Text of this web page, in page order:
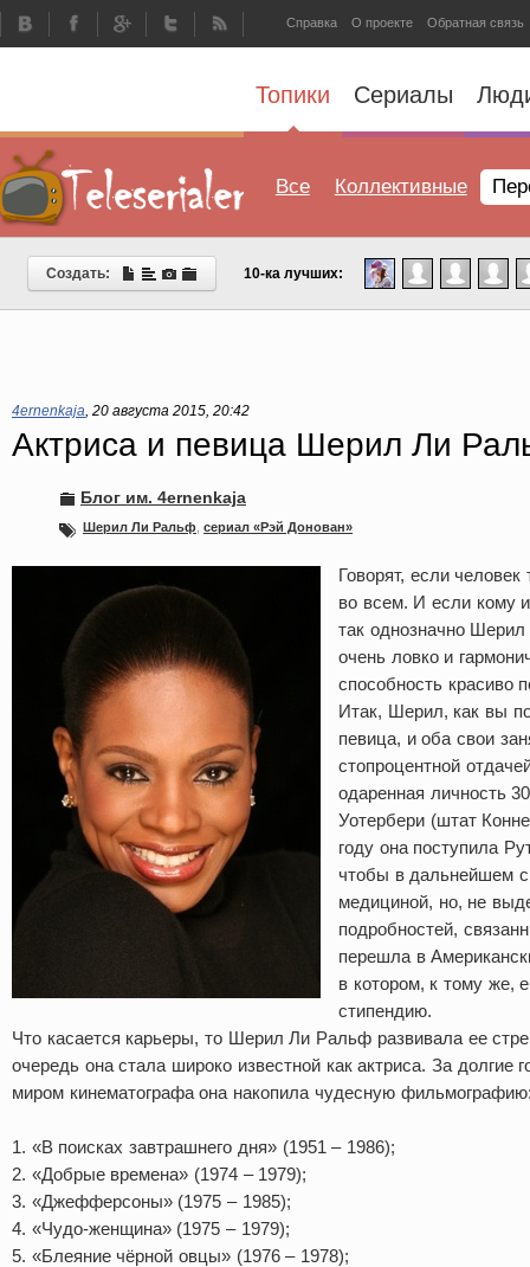
Справка О проекте Обратная связь
Топики Сериалы
Все Коллективные
Создать: 10-ка лучших:
4ernenkaja, 20 августа 2015, 20:42
Актриса и певица Шерил Ли
Блог им. 4ernenkaja
Шерил Ли Ральф сериал «Рэй Донован»
Говорят, если
во всем. И если кому
так однозначно
очень ловко и
способность красиво
Итак, Шерил, как вы
певица, и оба свои
стопроцентной
одаренная личность
Уотербери (штат
году она поступила
чтобы в дальнейшем
медициной, но, не
подробностей,
перешла в
в котором, к тому же,
стипендию.
Что касается карьеры, то Шерил Ли Ральф развивала ее
очередь она стала широко известной как актриса. За долгие
миром кинематографа она накопила чудесную
1. «В поисках завтрашнего дня» (1951 – 1986);
2. «Добрые времена» (1974 – 1979);
3. «Джефферсоны» (1975 – 1985);
4. «Чудо-женщина» (1975 – 1979);
5. «Блеяние чёрной овцы» (1976 – 1978);